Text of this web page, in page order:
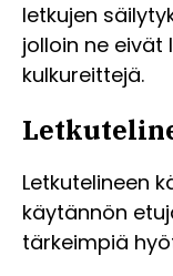
letkujen
jolloin ne
kulkureittejä.
Letkutelineen
käytännön
tärkeimpiä